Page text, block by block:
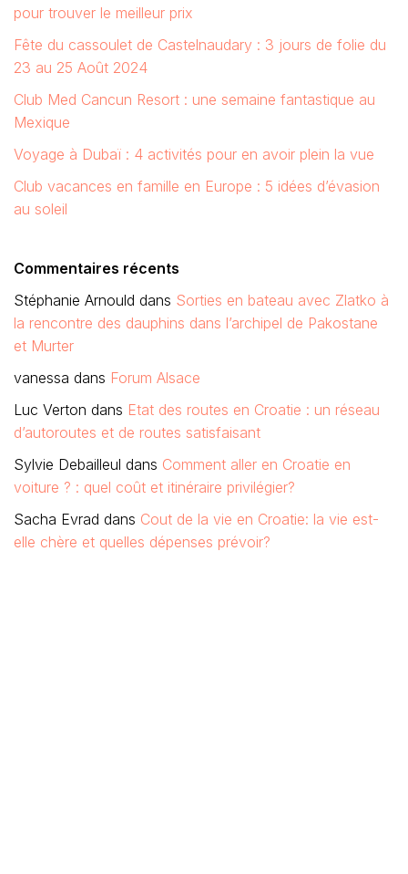
pour trouver le meilleur prix
Fête du cassoulet de Castelnaudary : 3 jours de folie du
23 au 25 Août 2024
Club Med Cancun Resort : une semaine fantastique au
Mexique
Voyage à Dubaï : 4 activités pour en avoir plein la vue
Club vacances en famille en Europe : 5 idées d’évasion
au soleil
Commentaires récents
Stéphanie Arnould dans Sorties en bateau avec Zlatko à
la rencontre des dauphins dans l’archipel de Pakostane
et Murter
vanessa dans Forum Alsace
Luc Verton dans Etat des routes en Croatie : un réseau
d’autoroutes et de routes satisfaisant
Sylvie Debailleul dans Comment aller en Croatie en
voiture ? : quel coût et itinéraire privilégier?
Sacha Evrad dans Cout de la vie en Croatie: la vie est-
elle chère et quelles dépenses prévoir?